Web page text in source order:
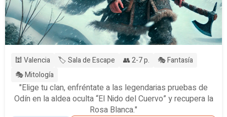
🕍 Valencia 🏷️ Sala de Escape 👥 2-7 p.
🎭 Fantasía
🎭 Mitología
"Elige tu clan, enfréntate a las legendarias pruebas de
Odín en la aldea oculta “El Nido del Cuervo” y recupera la
Rosa Blanca."